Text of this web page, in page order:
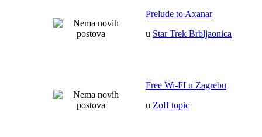
Prelude to Axanar
u Star Trek Brbljaonica
Free Wi-FI u Zagrebu
u Zoff topic